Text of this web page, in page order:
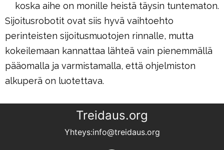
koska aihe on monille heistä täysin tuntematon.
Sijoitusrobotit ovat siis hyvä vaihtoehto
perinteisten sijoitusmuotojen rinnalle, mutta
kokeilemaan kannattaa lähteä vain pienemmällä
pääomalla ja varmistamalla, että ohjelmiston
alkuperä on luotettava.
Treidaus.org
Yhteys:info@treidaus.org